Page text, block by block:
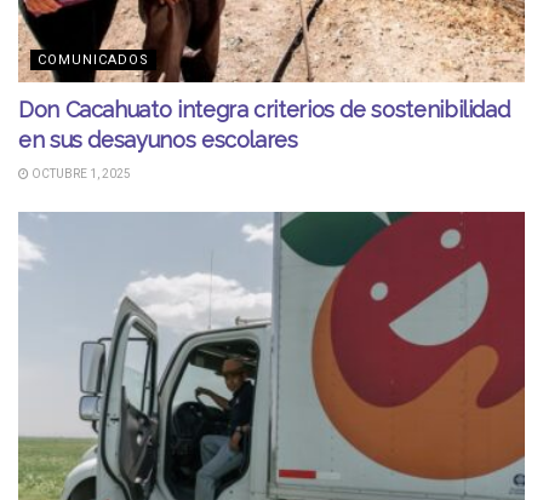
COMUNICADOS
Don Cacahuato integra criterios de sostenibilidad
en sus desayunos escolares
OCTUBRE 1, 2025